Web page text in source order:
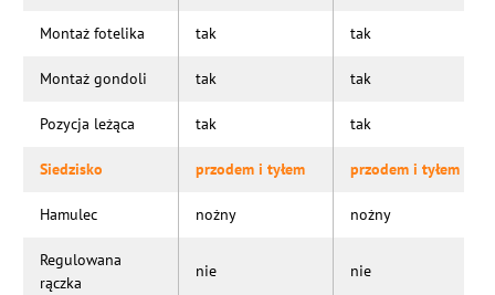
Montaż fotelika tak tak
Montaż gondoli tak tak
Pozycja leżąca tak tak
Siedzisko przodem i tyłem przodem i tyłem
Hamulec nożny nożny
Regulowana
rączka
nie nie